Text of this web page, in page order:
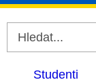
Studenti